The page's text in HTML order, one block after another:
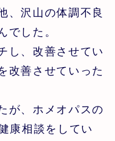
、沢山の体調不良
でした。
し、改善させてい
改善させていった
が、ホメオパスの
康相談をしてい